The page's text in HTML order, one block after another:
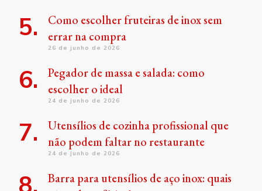
Como escolher fruteiras de inox sem
errar na compra
26 de junho de 2026
Pegador de massa e salada: como
escolher o ideal
24 de junho de 2026
Utensílios de cozinha profissional que
não podem faltar no restaurante
24 de junho de 2026
Barra para utensílios de aço inox: quais